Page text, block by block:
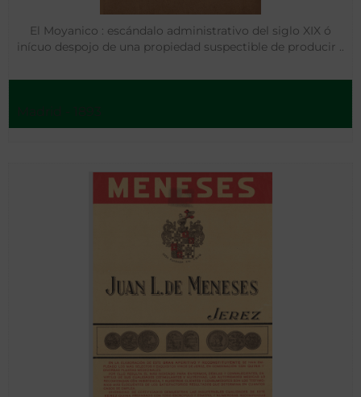
El Moyanico : escándalo administrativo del siglo XIX ó
inícuo despojo de una propiedad suspectible de producir ..